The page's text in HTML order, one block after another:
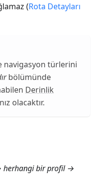
(Rota Detayları
navigasyon türlerini
bölümünde
Derinlik
olacaktır.
bir profil →